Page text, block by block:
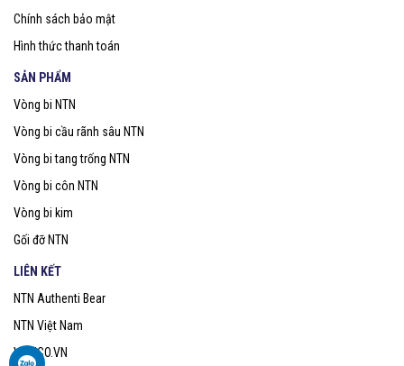
Chính sách bảo mật
Hình thức thanh toán
SẢN PHẨM
Vòng bi NTN
Vòng bi cầu rãnh sâu NTN
Vòng bi tang trống NTN
Vòng bi côn NTN
Vòng bi kim
Gối đỡ NTN
LIÊN KẾT
NTN Authenti Bear
NTN Việt Nam
VOBICO.VN